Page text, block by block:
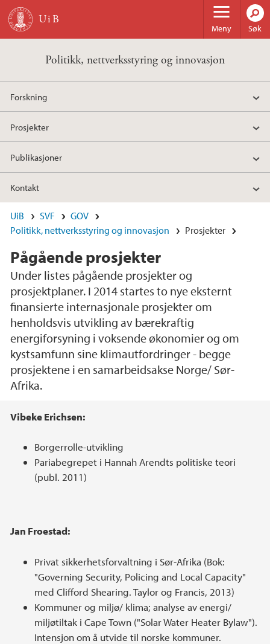
Hopp til hovedinnhold
Meny Søk
Politikk, nettverksstyring og innovasjon
Forskning
Prosjekter
Publikasjoner
Kontakt
UiB SVF
GOV
Politikk, nettverksstyring og innovasjon
Prosjekter
Pågående prosjekter
Under listes pågående prosjekter og
prosjektplaner. I 2014 startes to nye eksternt
finansierte internasjonale prosjekter om
henholdsvis utvikling av bærekraftig
energiforsyning i voksende økonomier og om
kystsamfunn sine klimautfordringer - begge
prosjektene i en samarbeidsakse Norge/ Sør-
Afrika.
Hovedinnhold
Vibeke Erichsen:
Borgerrolle-utvikling
Pariabegrepet i Hannah Arendts politiske teori
(publ. 2011)
Jan Froestad:
Privat sikkerhetsforvaltning i Sør-Afrika (Bok:
"Governing Security, Policing and Local Capacity"
med Clifford Shearing. Taylor og Francis, 2013)
Kommuner og miljø/ klima; analyse av energi/
miljøtiltak i Cape Town ("Solar Water Heater Bylaw").
Intensjon om å utvide til norske kommuner.